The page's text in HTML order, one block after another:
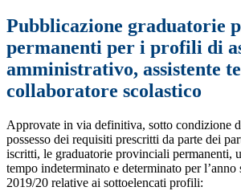
Pubblicazione graduatorie
permanenti per i profili di
amministrativo, assistente
collaboratore scolastico
Approvate in via definitiva, sotto condizione
possesso dei requisiti prescritti da parte dei
iscritti, le graduatorie provinciali permanenti,
tempo indeterminato e determinato per l’anno
2019/20 relative ai sottoelencati profili: